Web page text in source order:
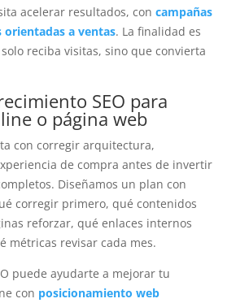
acelerar resultados, con campañas
orientadas a ventas. La finalidad es
reciba visitas, sino que convierta
SEO para
o página web
con corregir arquitectura,
de compra antes de invertir
Diseñamos un plan con
corregir primero, qué contenidos
reforzar, qué enlaces internos
métricas revisar cada mes.
puede ayudarte a mejorar tu
con posicionamiento web